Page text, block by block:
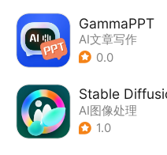
GammaPPT
AI文章写作
0.0
Stable
AI图像处理
1.0